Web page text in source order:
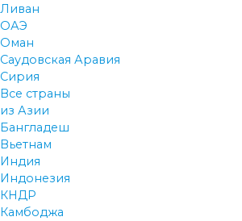
Ливан
ОАЭ
Оман
Саудовская Аравия
Сирия
Все страны
из Азии
Бангладеш
Вьетнам
Индия
Индонезия
КНДР
Камбоджа